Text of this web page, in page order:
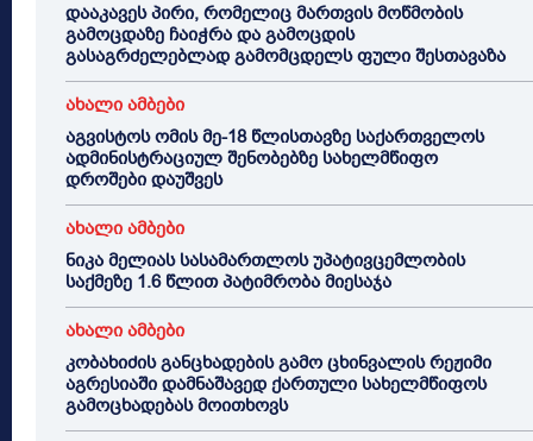
დააკავეს პირი, რომელიც მართვის მოწმობის
გამოცდაზე ჩაიჭრა და გამოცდის
გასაგრძელებლად გამომცდელს ფული შესთავაზა
ახალი ამბები
აგვისტოს ომის მე-18 წლისთავზე საქართველოს
ადმინისტრაციულ შენობებზე სახელმწიფო
დროშები დაუშვეს
ახალი ამბები
ნიკა მელიას სასამართლოს უპატივცემლობის
საქმეზე 1.6 წლით პატიმრობა მიესაჯა
ახალი ამბები
კობახიძის განცხადების გამო ცხინვალის რეჟიმი
აგრესიაში დამნაშავედ ქართული სახელმწიფოს
გამოცხადებას მოითხოვს